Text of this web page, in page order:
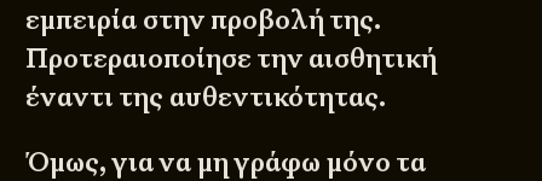
εμπειρία στην προβολή της.
Προτεραιοποίησε την αισθητική
έναντι της αυθεντικότητας.
Όμως, για να μη γράφω μόνο τα